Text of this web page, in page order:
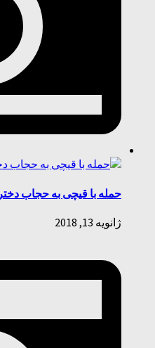
حمله با قیچی به حجاب دختر ۱۱ ساله در کانادا
ژانویه 13, 2018